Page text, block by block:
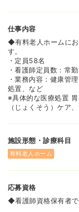
◆ホームによって異
務した場合の手当
ありません！
・17:00～9:00（
30,025円
・17:00～9:00（
33,875円
・16:30～9:30（
◆各ホームの状況に
スタイルに合わせ
て勤務をすること
勤務や休みの曜日
そのため、仕事以
学校に通いたいな
との両立を図りな
仕事内容
◆有料老人ホームに
す。
・定員58名
・看護師定員数：常
・業務内容：健康管
処置、など
※具体的な医療処置
（じょくそう）ケア
施設形態・診療科目
有料老人ホーム
応募資格
◆看護師資格保有者